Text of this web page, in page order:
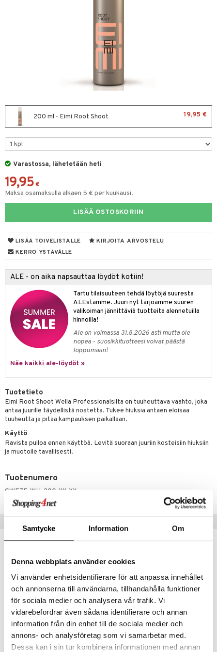
Samtycke Information Om
Denna webbplats använder cookies
Vi använder enhetsidentifierare för att anpassa innehållet
och annonserna till användarna, tillhandahålla funktioner
för sociala medier och analysera vår trafik. Vi
vidarebefordrar även sådana identifierare och annan
information från din enhet till de sociala medier och
annons- och analysföretag som vi samarbetar med.
Dessa kan i sin tur kombinera informationen med annan
200 ml - Eimi Root Shoot 19,95 €
Varastossa, lähetetään heti
19,95 €
Maksa osamaksulla alkaen 5 € per kuukausi.
LISÄÄ OSTOSKORIIN
LISÄÄ TOIVELISTALLE
KIRJOITA ARVOSTELU
KERRO YSTÄVÄLLE
ALE - on aika napsauttaa löydöt kotiin!
Tartu tilaisuuteen tehdä löytöjä suuresta
ALEstamme. Juuri nyt tarjoamme suuren
valikoiman jännittäviä tuotteita alennetuilla
hinnoilla!
Ale on voimassa 31.8.2026 asti mutta ole
nopea - suosikkituotteesi voivat päästä
loppumaan!
Näe kaikki ale-löydöt »
Tuotetieto
Eimi Root Shoot Wella Professionalsilta on tuuheuttava vaahto, joka
antaa juurille täydellistä nostetta. Tukee hiuksia antaen eloisaa
tuuheutta ja pitää kampauksen paikallaan.
Käyttö
Ravista pulloa ennen käyttöä. Levitä suoraan juuriin kosteisiin hiuksiin
ja muotoile tavallisesti.
Tuotenumero
CWE75-WH-200-XX-XX
Biozell Texturizing Volume Spray
Saatavana useana vaihtoehtona
Eimi Extra Volume - Styling Mousse
& Antifrizz
tuotteet
& Geeli
tuotteet
poisto
hoito
iho
iho
iho
iho
Set
& Highlighter
hoito
tarvikkeet
/ Kajaali
de cologne
de parfum
de toilette
&
Lapset
Set
tuotteet
hoito
hoito
& saippuat
tuotteet
shave balm
shave lotion
de cologne
tuotteet
poisto
& saippuat
2: Kirkastus
ja Vartalonhoito
ja naamiot
Huulten Hoito
Happy
Happy For Men
Miehille
& vastauksia